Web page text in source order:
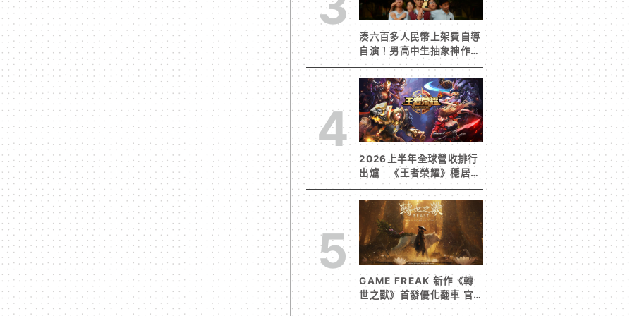
湊六百多人民幣上架費自導
自演！男高中生抽象神作
《完蛋！我被男同學包圍
了》突然爆紅
4
2026上半年全球營收排行
出爐 《王者榮耀》穩居榜
首《寒霜啟示錄》緊追在
後！
5
GAME FREAK 新作《轉
世之獸》首發優化翻車 官
方急發聲明承諾提供大量更